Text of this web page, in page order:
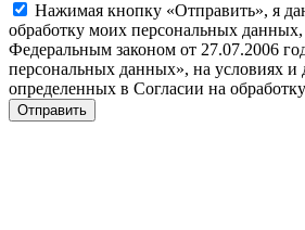
Нажимая кнопку «Отправить», я
обработку моих персональных данных,
Федеральным законом от 27.07.2006
персональных данных», на условиях и
определенных в Согласии на
Отправить